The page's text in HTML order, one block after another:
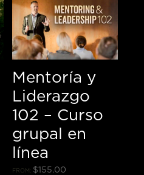
Mentoría y
Liderazgo
102 – Curso
grupal en
línea
FROM: $155.00